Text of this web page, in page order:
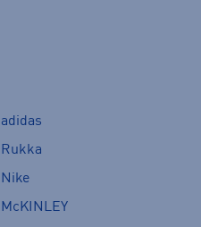
adidas
Rukka
Nike
McKINLEY